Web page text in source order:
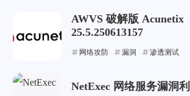
AWVS 破解版 Acunetix
25.5.250613157
网络攻防 漏洞 渗透测试
NetExec 网络服务漏洞